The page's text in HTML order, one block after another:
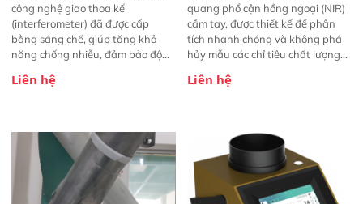
công nghệ giao thoa kế
(interferometer) đã được cấp
bằng sáng chế, giúp tăng khả
năng chống nhiễu, đảm bảo độ
Phạm vi ứng dụng rộng: Đáp ứng
ngành công nghiệp khác nhau. 
Độ nhạy cao: Trang bị đầu dò
InGaAs độ nhạy cao, cung cấp
phản hồi phổ tuyến tính đầy đủ,
đảm bảo độ chính xác và khả
Liên hệ
quang phổ cận hồng ngoại (NIR)
cầm tay, được thiết kế để phân
tích nhanh chóng và không phá
hủy mẫu các chỉ tiêu chất lượng
Thiết bị linh hoạt cho nhiều kịch
trực tiếp ngoài đồng ruộng.
Liên hệ